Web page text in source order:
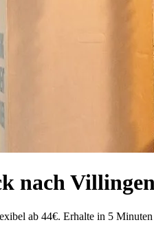
nach
ab 44€. Erhalte in 5